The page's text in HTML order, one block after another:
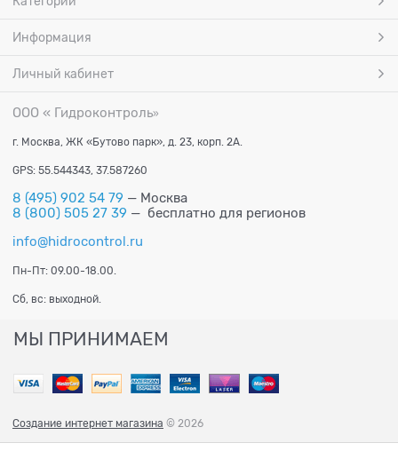
Информация
Личный кабинет
ООО « Гидроконтроль»
г. Москва, ЖК «Бутово парк», д. 23, корп. 2А.
GPS: 55.544343, 37.587260
8 (495) 902 54 79 — Москва
8 (800) 505 27 39 — бесплатно для регионов
info@hidrocontrol.ru
Пн-Пт: 09.00-18.00.
Сб, вс: выходной.
МЫ ПРИНИМАЕМ
Создание интернет магазина © 2026